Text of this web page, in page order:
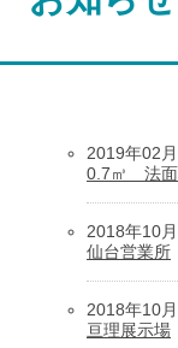
2019年02
0.7㎥ 法面
2018年10
仙台営業所
2018年10
亘理展示場